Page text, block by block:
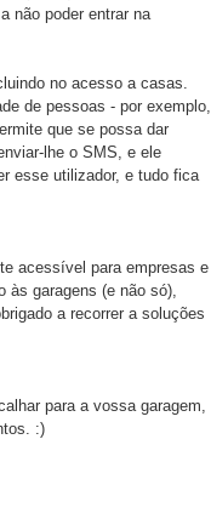
não poder entrar na
no acesso a casas.
de pessoas - por exemplo,
que se possa dar
lhe o SMS, e ele
esse utilizador, e tudo fica
acessível para empresas e
às garagens (e não só),
a recorrer a soluções
para a vossa garagem,
:)